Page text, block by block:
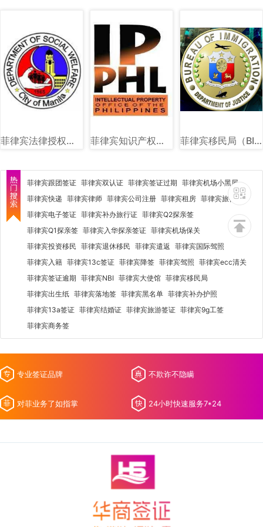
菲律宾法律授权社会福利和发展部（DSWD）图文讲解 菲律宾知识产权局（IPOPHL）图文讲解 菲律宾移民局（BI）图文详解
菲律宾跟团签证 菲律宾双认证 菲律宾签证过期 菲律宾机场小黑屋
菲律宾快递 菲律宾律师 菲律宾公司注册 菲律宾租房 菲律宾旅行社
菲律宾电子签证 菲律宾补办旅行证 菲律宾Q2探亲签
菲律宾Q1探亲签 菲律宾入华探亲签证 菲律宾机场保关
菲律宾投资移民 菲律宾退休移民 菲律宾遣返
菲律宾国际驾照
菲律宾入籍 菲律宾13c签证 菲律宾降签 菲律宾驾照 菲律宾ecc清关
菲律宾签证逾期 菲律宾NBI 菲律宾大使馆 菲律宾移民局
菲律宾出生纸 菲律宾落地签 菲律宾黑名单 菲律宾补办护照
菲律宾13a签证 菲律宾结婚证 菲律宾旅游签证 菲律宾9g工签
菲律宾商务签
专业签证品牌 不欺诈不隐瞒
对菲业务了如指掌 24小时快速服务7*24